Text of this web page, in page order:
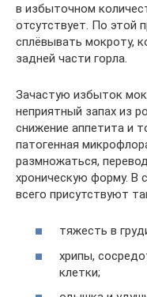
в избыточном
отсутствует. По этой
сплёвывать мокроту,
задней части горла.
Зачастую избыток
неприятный запах из
снижение аппетита и
патогенная
размножаться,
хроническую форму. В
всего присутствуют
тяжесть в
хрипы,
клетки;